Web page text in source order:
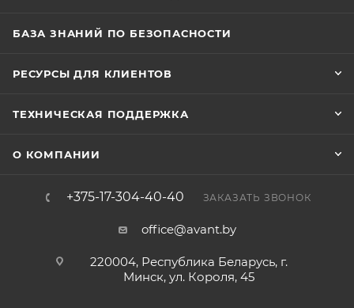
БАЗА ЗНАНИЙ ПО БЕЗОПАСНОСТИ
РЕСУРСЫ ДЛЯ КЛИЕНТОВ
ТЕХНИЧЕСКАЯ ПОДДЕРЖКА
О КОМПАНИИ
+375-17-304-40-40 ЗАКАЗАТЬ ЗВОНОК
office@avant.by
220004, Республика Беларусь, г.
Минск, ул. Короля, 45